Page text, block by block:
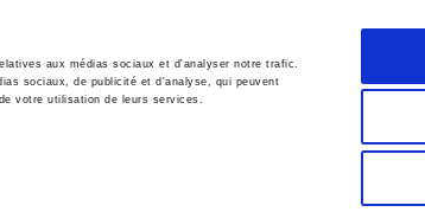
aux médias sociaux et d'analyser notre trafic.
sociaux, de publicité et d'analyse, qui peuvent
votre utilisation de leurs services.
Français
International